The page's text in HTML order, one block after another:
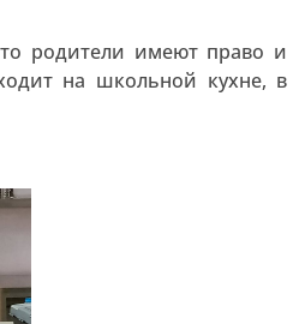
родители имеют право и
на школьной кухне, в